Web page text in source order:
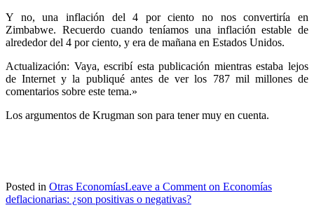
Y no, una inflación del 4 por ciento no nos convertiría en
Zimbabwe. Recuerdo cuando teníamos una inflación estable de
alrededor del 4 por ciento, y era de mañana en Estados Unidos.
Actualización: Vaya, escribí esta publicación mientras estaba lejos
de Internet y la publiqué antes de ver los 787 mil millones de
comentarios sobre este tema.»
Los argumentos de Krugman son para tener muy en cuenta.
Posted in Otras EconomíasLeave a Comment on Economías
deflacionarias: ¿son positivas o negativas?